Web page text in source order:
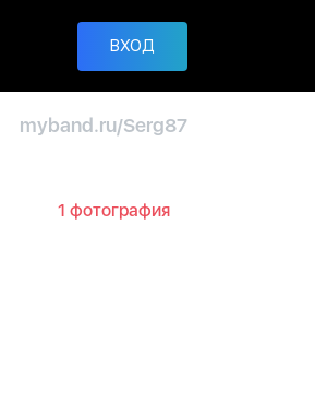
ВХОД
myband.ru/Serg87
1 фотография